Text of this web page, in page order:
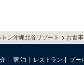
ン沖縄北谷リゾート お食
宿 泊 レストラン プー